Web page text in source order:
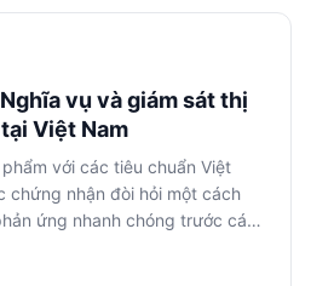
vụ và giám sát thị
Việt Nam
với các tiêu chuẩn Việt
chứng nhận đòi hỏi một cách
ứng nhanh chóng trước các
mác. Điều này rất quan trọng